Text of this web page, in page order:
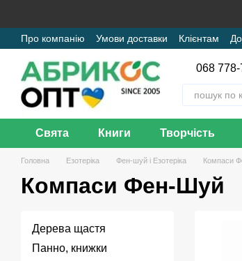
Про компанію Умови доставки Клієнтам
068
Свята Книги Творчість
Головна Езотеріка Фен-шуй і Езотеріка Компаси
Компаси Фен-Шуй
Дерева щастя
Панно, книжки